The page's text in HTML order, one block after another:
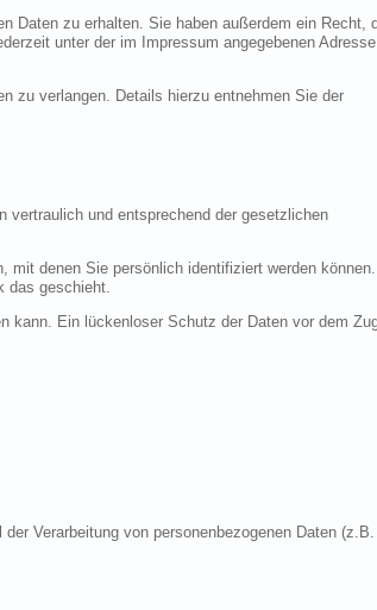
Daten zu erhalten. Sie haben außerdem ein Recht,
unter der im Impressum angegebenen
zu verlangen. Details hierzu entnehmen Sie der
vertraulich und entsprechend der gesetzlichen
mit denen Sie persönlich identifiziert werden
das geschieht.
kann. Ein lückenloser Schutz der Daten vor dem
Verarbeitung von personenbezogenen Daten